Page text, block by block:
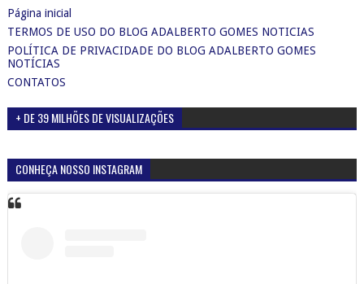
Página inicial
TERMOS DE USO DO BLOG ADALBERTO GOMES NOTICIAS
POLÍTICA DE PRIVACIDADE DO BLOG ADALBERTO GOMES
NOTÍCIAS
CONTATOS
+ DE 39 MILHÕES DE VISUALIZAÇÕES
CONHEÇA NOSSO INSTAGRAM